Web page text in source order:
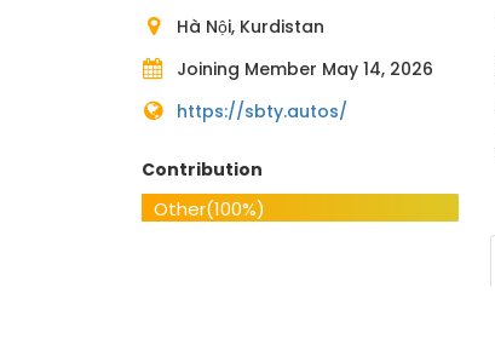
Hà Nội, Kurdistan
Joining Member May 14, 2026
https://sbty.autos/
Contribution
Other(100%)